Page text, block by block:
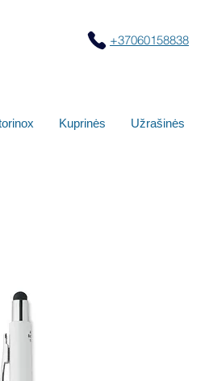
+37060158838
Kuprinės Užrašinės